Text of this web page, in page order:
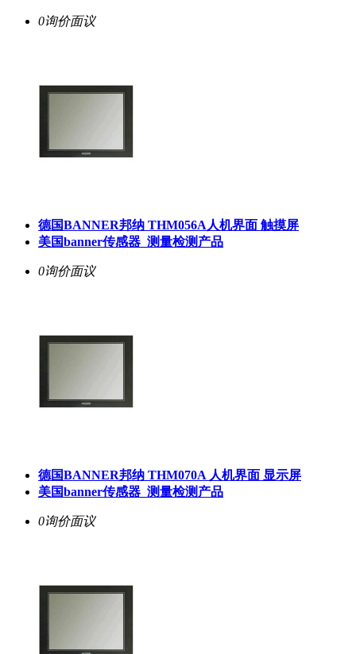
0询价面议
德国BANNER邦纳 THM056A人机界面 触摸屏
美国banner传感器_测量检测产品
0询价面议
德国BANNER邦纳 THM070A 人机界面 显示屏
美国banner传感器_测量检测产品
0询价面议